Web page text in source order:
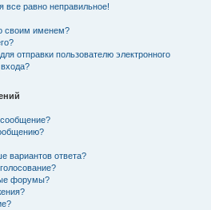
все равно неправильное!
своим именем?
отправки пользователю электронного
сообщение?
вариантов ответа?
форумы?